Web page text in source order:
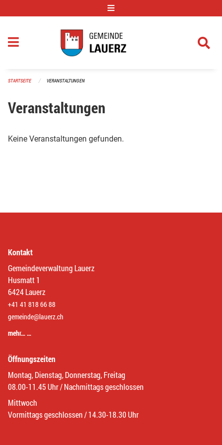
STARTSEITE VERANSTALTUNGEN
Veranstaltungen
Keine Veranstaltungen gefunden.
Kontakt
Gemeindeverwaltung Lauerz
Husmatt 1
6424 Lauerz
+41 41 818 66 88
gemeinde@lauerz.ch
mehr… …
Öffnungszeiten
Montag, Dienstag, Donnerstag, Freitag
08.00-11.45 Uhr / Nachmittags geschlossen
Mittwoch
Vormittags geschlossen / 14.30-18.30 Uhr